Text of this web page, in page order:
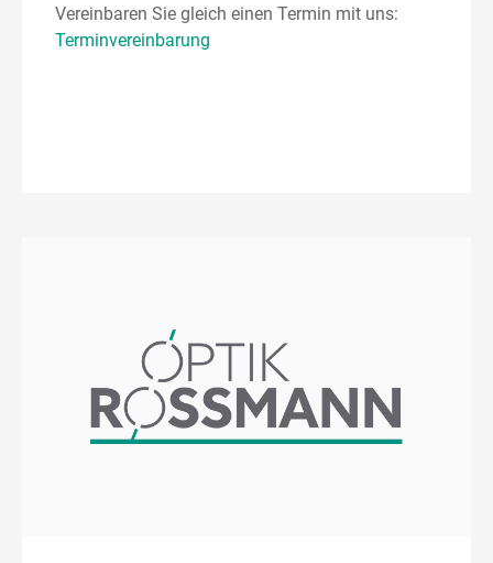
Vereinbaren Sie gleich einen Termin mit uns:
Terminvereinbarung